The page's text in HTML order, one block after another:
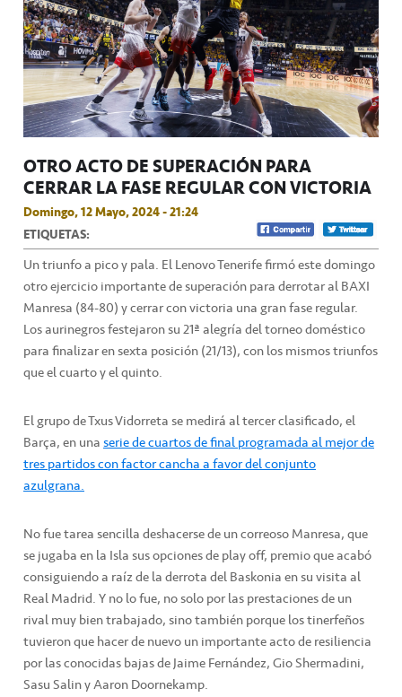
OTRO ACTO DE SUPERACIÓN PARA
CERRAR LA FASE REGULAR CON VICTORIA
Domingo, 12 Mayo, 2024 - 21:24
ETIQUETAS:
Un triunfo a pico y pala. El Lenovo Tenerife firmó este domingo
otro ejercicio importante de superación para derrotar al BAXI
Manresa (84-80) y cerrar con victoria una gran fase regular.
Los aurinegros festejaron su 21ª alegría del torneo doméstico
para finalizar en sexta posición (21/13), con los mismos triunfos
que el cuarto y el quinto.
El grupo de Txus Vidorreta se medirá al tercer clasificado, el
Barça, en unaserie de cuartos de final programada al mejor de
tres partidos con factor cancha a favor del conjunto
azulgrana.
No fue tarea sencilla deshacerse de un correoso Manresa, que
se jugaba en la Isla sus opciones de play off, premio que acabó
consiguiendo a raíz de la derrota del Baskonia en su visita al
Real Madrid. Y no lo fue, no solo por las prestaciones de un
rival muy bien trabajado, sino también porque los tinerfeños
tuvieron que hacer de nuevo un importante acto de resiliencia
por las conocidas bajas de Jaime Fernández, Gio Shermadini,
Sasu Salin y Aaron Doornekamp.